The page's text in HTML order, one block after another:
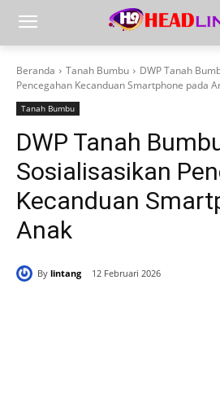
Beranda Tanah Bumbu
DWP Tanah
Pencegahan Kecanduan Smartphone pada
Tanah Bumbu
DWP Tanah
Sosialisasikan
Kecanduan
Anak
By lintang 12 Februari 2026